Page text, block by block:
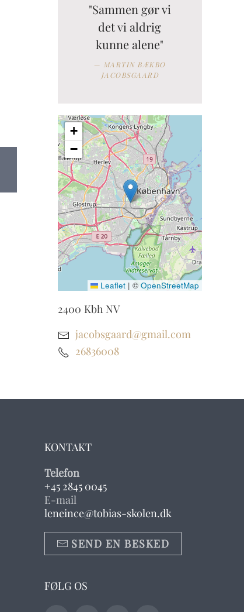
"Sammen gør vi
det vi aldrig
kunne alene"
MARTIN BÆKBO
JACOBSGAARD
+
−
Leaflet | © OpenStreetMap
2400 Kbh NV
jacobsgaard@gmail.com
26836008
KONTAKT
Telefon
+45 2845 0045
E-mail
leneince@tobias-skolen.dk
SEND EN BESKED
FØLG OS